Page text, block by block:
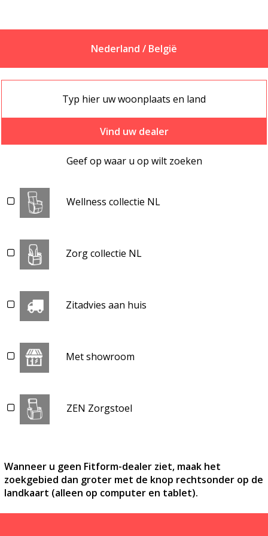
Nederland / België
Vind uw dealer
Geef op waar u op wilt zoeken
Wellness collectie NL
Zorg collectie NL
Zitadvies aan huis
Met showroom
ZEN Zorgstoel
Wanneer u geen Fitform-dealer ziet, maak het
zoekgebied dan groter met de knop rechtsonder op de
landkaart (alleen op computer en tablet).